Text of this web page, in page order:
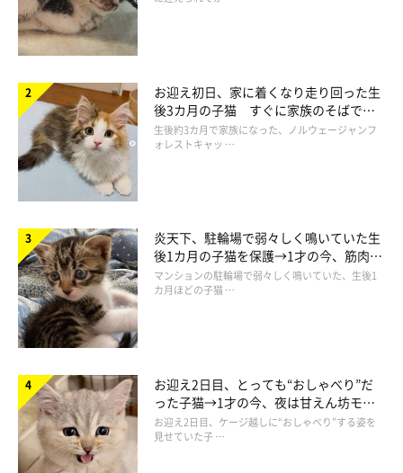
＠dochi.as
中を見てみると、こんな感じ！
ほかにも……
お迎え初日、家に着くなり走り回った生
後3カ月の子猫 すぐに家族のそばで落
ち着く姿に「迎えてよかった」
生後約3カ月で家族になった、ノルウェージャンフ
ォレストキャッ …
炎天下、駐輪場で弱々しく鳴いていた生
後1カ月の子猫を保護→1才の今、筋肉質
でツンデレなコに成長
マンションの駐輪場で弱々しく鳴いていた、生後1
カ月ほどの子猫 …
お迎え2日目、とっても“おしゃべり”だ
った子猫→1才の今、夜は甘えん坊モー
ドになるコに成長！
お迎え2日目、ケージ越しに“おしゃべり”する姿を
見せていた子 …